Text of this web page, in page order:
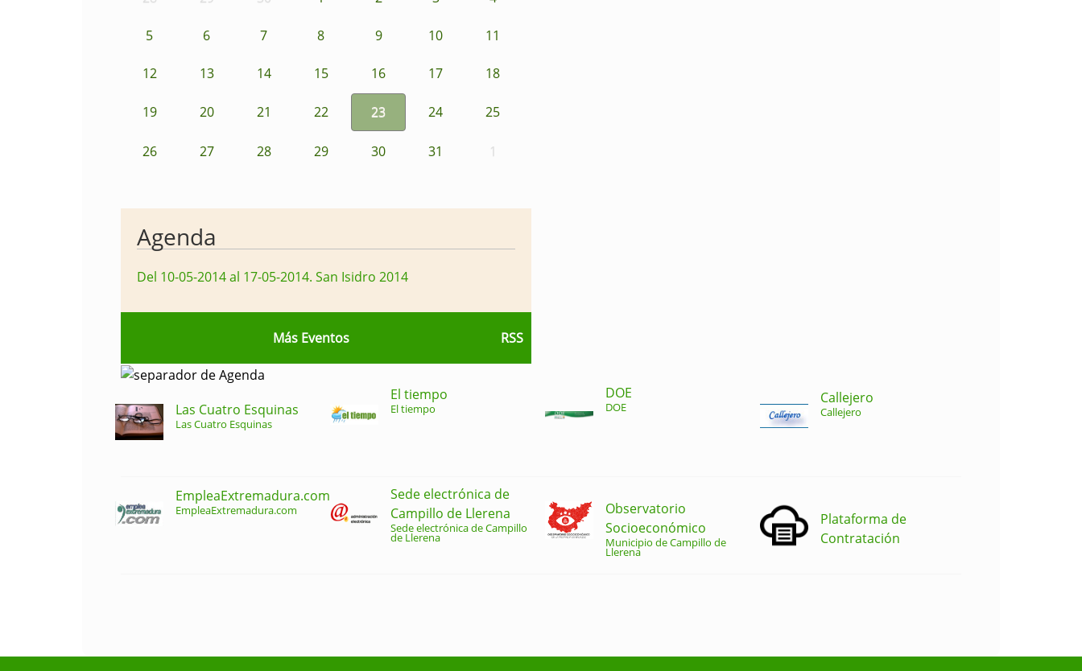
5 6 7 8 9 10 11
12 13 14 15 16 17 18
19 20 21 22 23 24 25
26 27 28 29 30 31 1
Agenda
Del 10-05-2014 al 17-05-2014. San Isidro 2014
Más Eventos RSS
Las Cuatro Esquinas
Las Cuatro Esquinas
El tiempo
El tiempo
DOE
DOE
Callejero
Callejero
EmpleaExtremadura.com
EmpleaExtremadura.com
Sede electrónica de
Campillo de Llerena
Sede electrónica de Campillo
de Llerena
Observatorio
Socioeconómico
Municipio de Campillo de
Llerena
Plataforma de
Contratación